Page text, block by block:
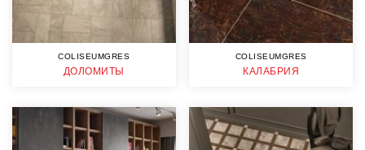
COLISEUMGRES
ДОЛОМИТЫ
COLISEUMGRES
КАЛАБРИЯ